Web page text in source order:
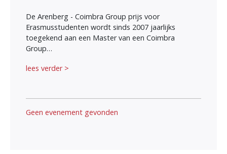
De Arenberg - Coimbra Group prijs voor
Erasmusstudenten wordt sinds 2007 jaarlijks
toegekend aan een Master van een Coimbra
Group…
lees verder >
Geen evenement gevonden